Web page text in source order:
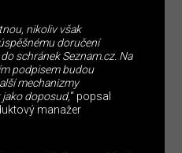
nikoliv však
doručení
schránek Seznam.cz. Na
podpisem budou
mechanizmy
doposud,“ popsal
manažer